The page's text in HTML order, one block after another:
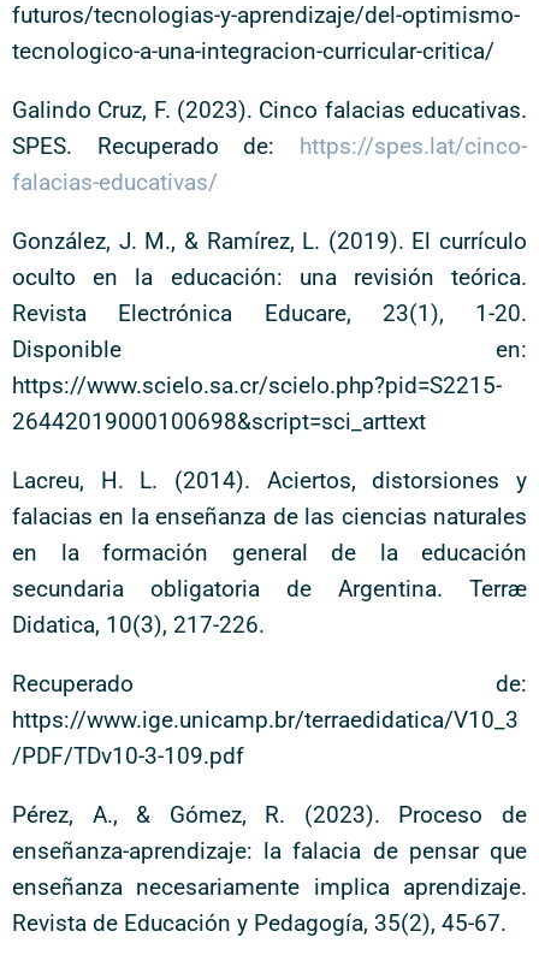
futuros/tecnologias-y-aprendizaje/del-optimismo-
tecnologico-a-una-integracion-curricular-critica/
Galindo Cruz, F. (2023). Cinco falacias educativas.
SPES. Recuperado de: https://spes.lat/cinco-
falacias-educativas/
González, J. M., & Ramírez, L. (2019). El currículo
oculto en la educación: una revisión teórica.
Revista Electrónica Educare, 23(1), 1-20.
Disponible en:
https://www.scielo.sa.cr/scielo.php?pid=S2215-
26442019000100698&script=sci_arttext
Lacreu, H. L. (2014). Aciertos, distorsiones y
falacias en la enseñanza de las ciencias naturales
en la formación general de la educación
secundaria obligatoria de Argentina. Terræ
Didatica, 10(3), 217-226.
Recuperado de:
https://www.ige.unicamp.br/terraedidatica/V10_3
/PDF/TDv10-3-109.pdf
Pérez, A., & Gómez, R. (2023). Proceso de
enseñanza-aprendizaje: la falacia de pensar que
enseñanza necesariamente implica aprendizaje.
Revista de Educación y Pedagogía, 35(2), 45-67.